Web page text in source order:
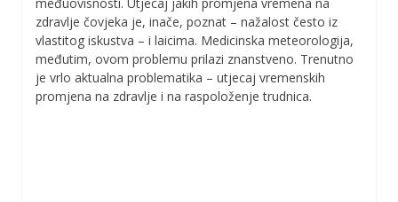
zdravlje čovjeka je, inače, poznat – nažalost često iz
vlastitog iskustva – i laicima. Medicinska meteorologija,
međutim, ovom problemu prilazi znanstveno. Trenutno
je vrlo aktualna problematika – utjecaj vremenskih
promjena na zdravlje i na raspoloženje trudnica.